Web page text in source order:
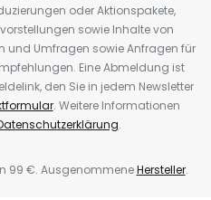
oder Aktionspakete,
sowie Inhalte von
und Umfragen sowie Anfragen für
Eine Abmeldung ist
den Sie in jedem Newsletter
. Weitere Informationen
.
99 €. AusgenommeneHersteller.